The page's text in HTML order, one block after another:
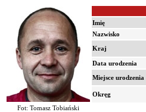
Imię
Nazwisko
Kraj
Data urodzenia
Miejsce urodzenia
Okręg
Fot: Tomasz Tobiański